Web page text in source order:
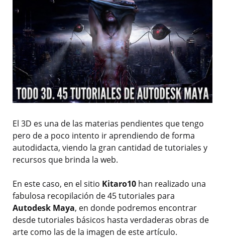
El 3D es una de las materias pendientes que tengo
pero de a poco intento ir aprendiendo de forma
autodidacta, viendo la gran cantidad de tutoriales y
recursos que brinda la web.
En este caso, en el sitio Kitaro10 han realizado una
fabulosa recopilación de 45 tutoriales para
Autodesk Maya, en donde podremos encontrar
desde tutoriales básicos hasta verdaderas obras de
arte como las de la imagen de este artículo.